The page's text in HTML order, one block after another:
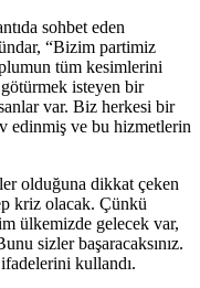
sohbet eden
“Bizim partimiz
tüm kesimlerini
isteyen bir
var. Biz herkesi bir
edinmiş ve bu hizmetlerin
olduğuna dikkat çeken
kriz olacak. Çünkü
ülkemizde gelecek var,
sizler başaracaksınız.
kullandı.